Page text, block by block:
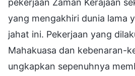
yang mengakhiri dunia lama
jahat ini. Pekerjaan yang
Mahakuasa dan kebenaran-
ungkapkan sepenuhnya